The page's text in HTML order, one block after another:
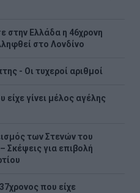
στην Ελλάδα η 46χρονη
στο Λονδίνο
- Οι τυχεροί αριθμοί
είχε γίνει μέλος αγέλης
των Στενών του
Σκέψεις για επιβολή
που είχε